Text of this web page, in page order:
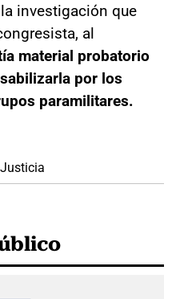
investigación que
al
material probatorio
por los
paramilitares.